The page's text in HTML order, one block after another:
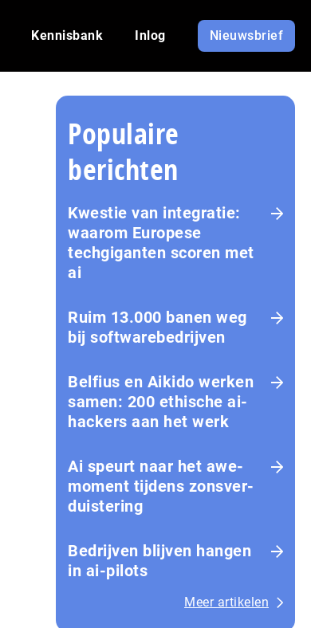
Kennisbank Inlog Nieuwsbrief
Populaire
berichten
Kwestie van integratie:
waarom Europese
techgiganten scoren met
ai
Ruim 13.000 banen weg
bij softwarebedrijven
Belfius en Aikido werken
samen: 200 ethische ai-
hackers aan het werk
Ai speurt naar het awe-
moment tijdens zons­ver­
duis­te­ring
Bedrijven blijven hangen
in ai-pilots
Meer artikelen